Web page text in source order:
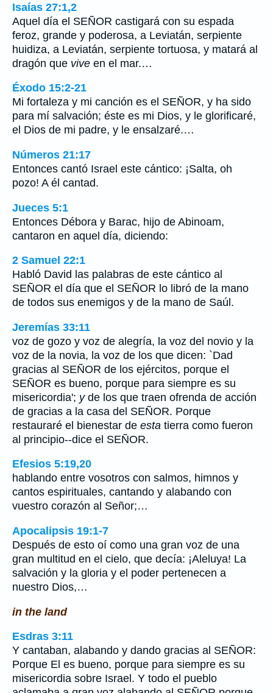
Isaías 27:1,2
Aquel día el SEÑOR castigará con su espada
feroz, grande y poderosa, a Leviatán, serpiente
huidiza, a Leviatán, serpiente tortuosa, y matará al
dragón que vive en el mar.…
Éxodo 15:2-21
Mi fortaleza y mi canción es el SEÑOR, y ha sido
para mí salvación; éste es mi Dios, y le glorificaré,
el Dios de mi padre, y le ensalzaré.…
Números 21:17
Entonces cantó Israel este cántico: ¡Salta, oh
pozo! A él cantad.
Jueces 5:1
Entonces Débora y Barac, hijo de Abinoam,
cantaron en aquel día, diciendo:
2 Samuel 22:1
Habló David las palabras de este cántico al
SEÑOR el día que el SEÑOR lo libró de la mano
de todos sus enemigos y de la mano de Saúl.
Jeremías 33:11
voz de gozo y voz de alegría, la voz del novio y la
voz de la novia, la voz de los que dicen: `Dad
gracias al SEÑOR de los ejércitos, porque el
SEÑOR es bueno, porque para siempre es su
misericordia'; yde los que traen ofrenda de acción
de gracias a la casa del SEÑOR. Porque
restauraré el bienestar de esta tierra como fueron
al principio--dice el SEÑOR.
Efesios 5:19,20
hablando entre vosotros con salmos, himnos y
cantos espirituales, cantando y alabando con
vuestro corazón al Señor;…
Apocalipsis 19:1-7
Después de esto oí como una gran voz de una
gran multitud en el cielo, que decía: ¡Aleluya! La
salvación y la gloria y el poder pertenecen a
nuestro Dios,…
in the land
Esdras 3:11
Y cantaban, alabando y dando gracias al SEÑOR:
Porque El es bueno, porque para siempre es su
misericordia sobre Israel. Y todo el pueblo